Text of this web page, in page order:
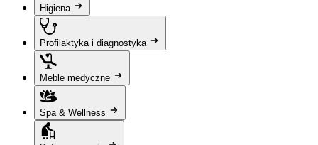
Higiena
Profilaktyka i diagnostyka
Meble medyczne
Spa & Wellness